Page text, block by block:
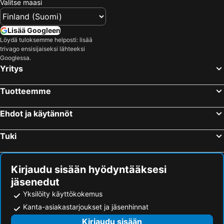
Valitse maasi
Lisää Googleen
Löydä tuloksemme helposti: lisää
trivago ensisijaiseksi lähteeksi
Googlessa.
Yritys
Tuotteemme
Ehdot ja käytännöt
Tuki
Kirjaudu sisään hyödyntääksesi
jäsenedut
Yksilöity käyttökokemus
Kanta-asiakastarjoukset ja jäsenhinnat
Kirjaudu sisään